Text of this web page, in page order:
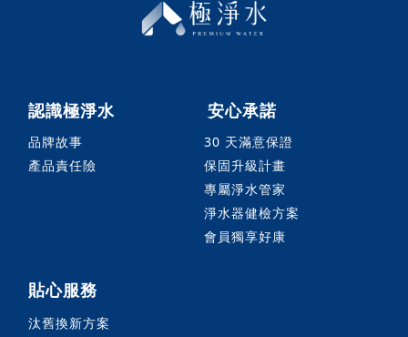
認識極淨水
品牌故事
產品責任險
安心承諾
30 天滿意保證
保固升級計畫
專屬淨水管家
淨水器健檢方案
會員獨享好康
貼心服務
汰舊換新方案